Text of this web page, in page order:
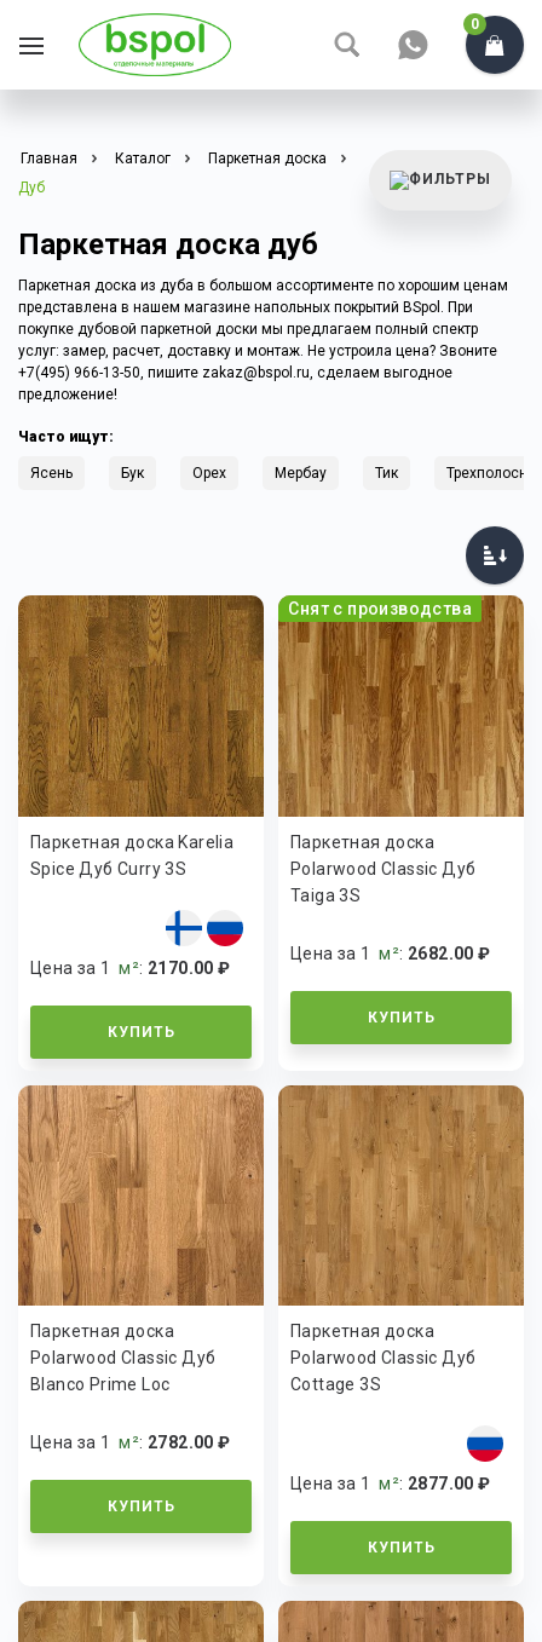
0
Главная Каталог
Паркетная доска
Дуб
Паркетная доска дуб
Паркетная доска из дуба в большом ассортименте по хорошим ценам
представлена в нашем магазине напольных покрытий BSpol. При
покупке дубовой паркетной доски мы предлагаем полный спектр
услуг: замер, расчет, доставку и монтаж. Не устроила цена? Звоните
+7(495) 966-13-50, пишите zakaz@bspol.ru, сделаем выгодное
предложение!
Часто ищут:
Ясень Бук Орех Мербау Тик
Паркетная доска Karelia
Spice Дуб Curry 3S
Цена за 1м²: 2170.00 ₽
КУПИТЬ
Снят с производства
Паркетная доска
Polarwood Classic Дуб
Taiga 3S
Цена за 1м²: 2682.00 ₽
КУПИТЬ
Паркетная доска
Polarwood Classic Дуб
Blanco Prime Loc
Цена за 1м²: 2782.00 ₽
КУПИТЬ
Паркетная доска
Polarwood Classic Дуб
Cottage 3S
Цена за 1м²: 2877.00 ₽
КУПИТЬ